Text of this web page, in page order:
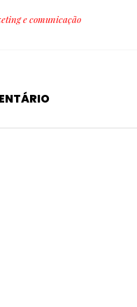
e comunicação